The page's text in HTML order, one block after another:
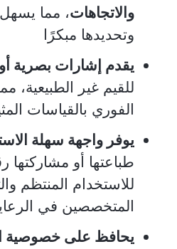
والاتجاهات، مما
وتحديدها مبكرًا
يقدم إشارات بصرية
للقيم غير الطبيعية،
الفوري بالقياسات
يوفر واجهة سهلة
طباعتها أو مشاركتها
للاستخدام المنتظم
المتخصصين في
يحافظ على خصوصية